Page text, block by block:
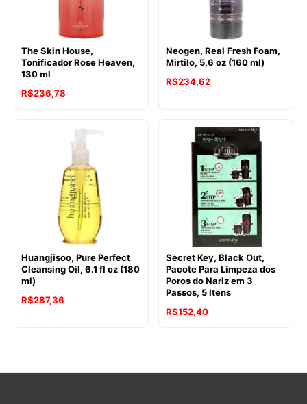
The Skin House,
Tonificador Rose Heaven,
130 ml
R$236,78
Neogen, Real Fresh Foam,
Mirtilo, 5,6 oz (160 ml)
R$234,62
Huangjisoo, Pure Perfect
Cleansing Oil, 6.1 fl oz (180
ml)
R$287,36
Secret Key, Black Out,
Pacote Para Limpeza dos
Poros do Nariz em 3
Passos, 5 Itens
R$152,40